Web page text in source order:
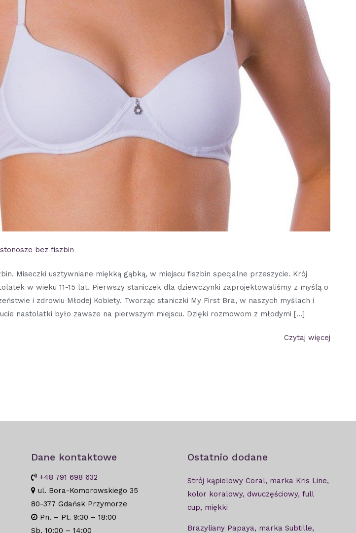
bez fiszbin
Miseczki usztywniane miękką gąbką, w miejscu fiszbin specjalne przeszycie. Krój
w wieku 11-15 lat. Pierwszy staniczek dla dziewczynki zaprojektowaliśmy z myślą o
i zdrowiu Młodej Kobiety. Tworząc staniczki My First Bra, w naszych myślach i
nastolatki było zawsze na pierwszym miejscu. Dzięki rozmowom z młodymi […]
Czytaj więcej
Dane kontaktowe
+48 791 698 632
ul. Bora-Komorowskiego 35
80-377 Gdańsk Przymorze
Pn. – Pt. 9:30 – 18:00
Sb. 10:00 – 14:00
Ostatnio dodane
Strój kąpielowy Coral, marka Kris Line,
kolor koralowy, dwuczęściowy, full
cup, miękki
Brazyliany Papaya, marka Subtille,